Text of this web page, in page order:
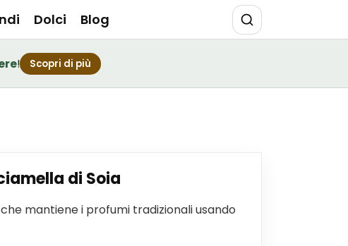
Dolci Blog
! Scopri di più
di Soia
mantiene i profumi tradizionali usando